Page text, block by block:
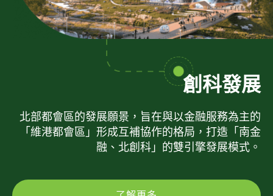
創科發展
北部都會區的發展願景，旨在與以金融服務為主的
「維港都會區」形成互補協作的格局，打造「南金
融、北創科」的雙引擎發展模式。